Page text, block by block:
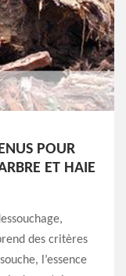
POUR
ET HAIE
des critères
l’essence